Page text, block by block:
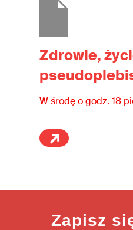
Zdrowie,
W środę o godz. 18
Zapisz